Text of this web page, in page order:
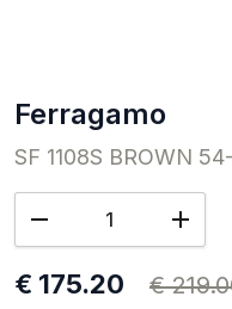
Ferragamo
SF 1108S BROWN
€ 175.20 €